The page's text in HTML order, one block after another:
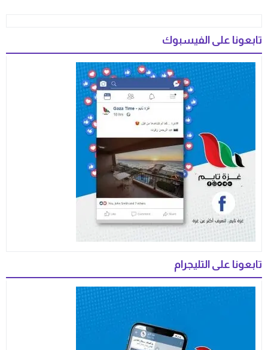
تابعونا على الفيسبوك
تابعونا على التليجرام